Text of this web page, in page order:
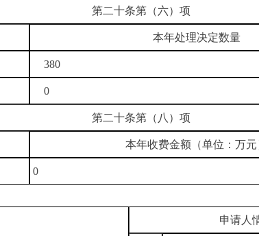
第二十条第（六）项
本年处理决定数量
380
0
第二十条第（八）项
本年收费金额（单位：万元
0
申请人